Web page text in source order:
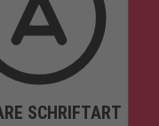
SCHRIFTART